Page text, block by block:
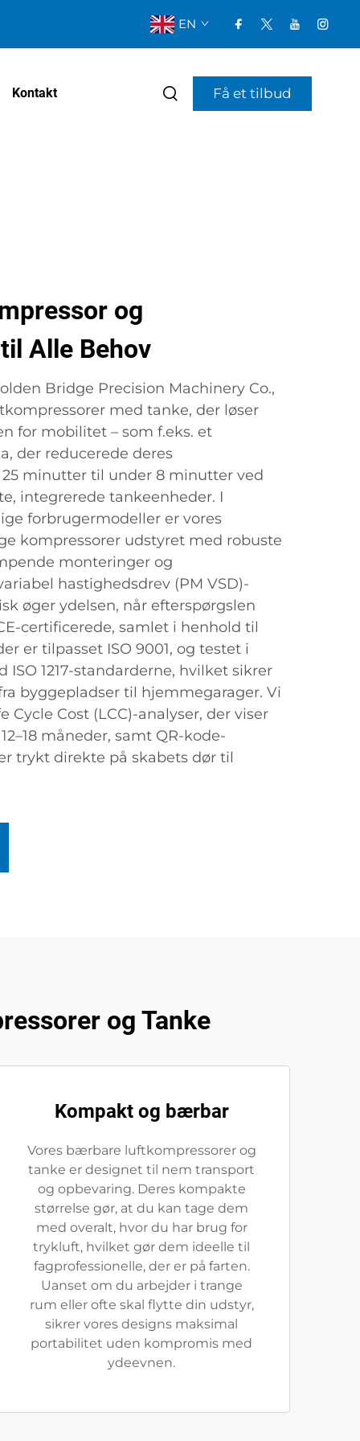
EN
Kontakt Få et tilbud
og
Alle Behov
Bridge Precision Machinery Co.,
med tanke, der løser
for mobilitet – som f.eks. et
der reducerede deres
minutter til under 8 minutter ved
integrerede tankeenheder. I
forbrugermodeller er vores
kompressorer udstyret med robuste
monteringer og
hastighedsdrev (PM VSD)-
øger ydelsen, når efterspørgslen
certificerede, samlet i henhold til
er tilpasset ISO 9001, og testet i
1217-standarderne, hvilket sikrer
byggepladser til hjemmegarager. Vi
Cycle Cost (LCC)-analyser, der viser
måneder, samt QR-kode-
trykt direkte på skabets dør til
og Tanke
Kompakt og bærbar
Vores bærbare luftkompressorer og
tanke er designet til nem transport
og opbevaring. Deres kompakte
størrelse gør, at du kan tage dem
med overalt, hvor du har brug for
trykluft, hvilket gør dem ideelle til
fagprofessionelle, der er på farten.
Uanset om du arbejder i trange
rum eller ofte skal flytte din udstyr,
sikrer vores designs maksimal
portabilitet uden kompromis med
ydeevnen.